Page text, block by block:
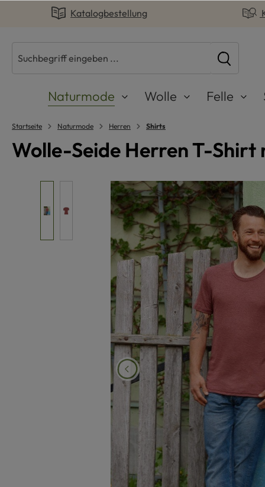
Zur Hauptnavigation springen
Katalogbestellung
Naturmode Wolle Felle
Startseite Naturmode Herren Shirts
Wolle-Seide Herren T-Shirt
Bildergalerie überspringen